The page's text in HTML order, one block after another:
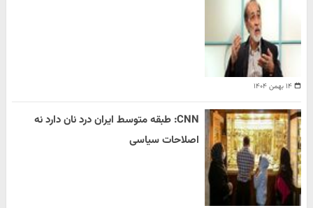
۱۴ بهمن ۱۴۰۴
CNN: طبقه متوسط ایران درد نان دارد نه
اصلاحات سیاسی